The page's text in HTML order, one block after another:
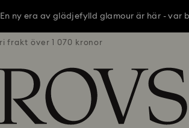
ny era av glädjefylld glamour är här - var
ny era av glädjefylld glamour är här - var
frakt över 1 070 kronor